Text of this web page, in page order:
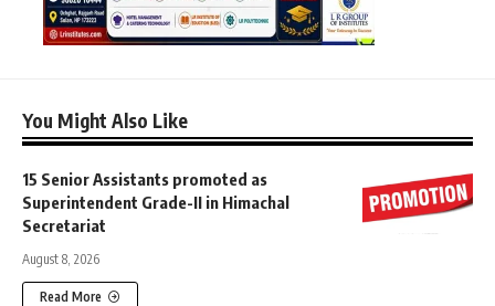
You Might Also Like
15 Senior Assistants promoted as
Superintendent Grade-II in Himachal
Secretariat
August 8, 2026
Read More